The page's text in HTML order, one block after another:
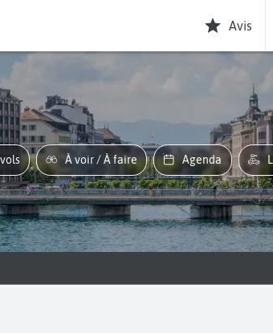
Avis
À voir / À faire Agenda